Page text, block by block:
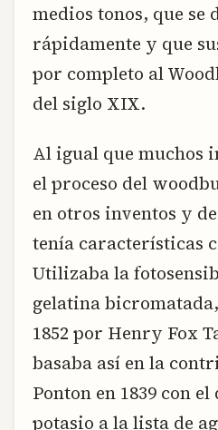
medios tonos, que
rápidamente y que
por completo al
del siglo XIX.
Al igual que muchos
el proceso del
en otros inventos y
tenía características
Utilizaba la
gelatina
1852 por Henry Fox
basaba así en la
Ponton en 1839 con
potasio a la lista de